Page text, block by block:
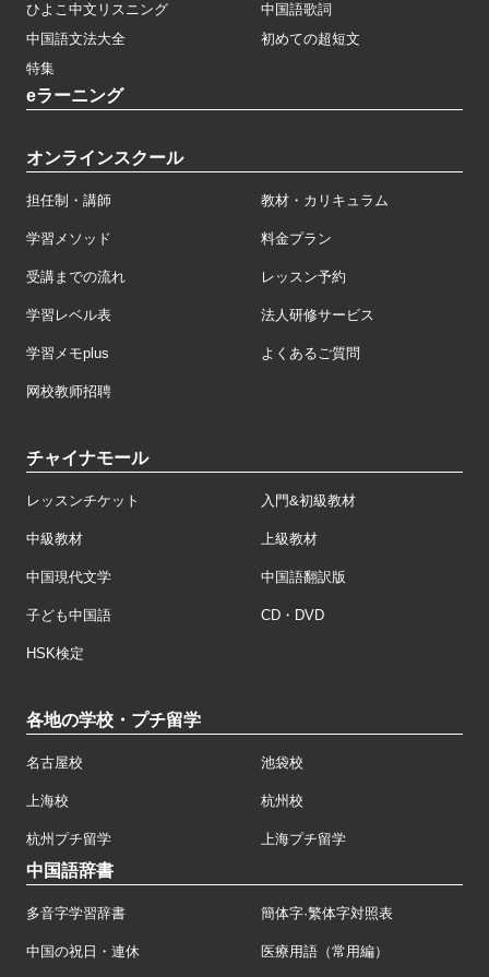
ひよこ中文リスニング
中国語歌詞
中国語文法大全
初めての超短文
特集
eラーニング
オンラインスクール
担任制・講師 教材・カリキュラム
学習メソッド 料金プラン
受講までの流れ レッスン予約
学習レベル表 法人研修サービス
学習メモplus よくあるご質問
网校教师招聘
チャイナモール
レッスンチケット 入門&初級教材
中級教材 上級教材
中国現代文学 中国語翻訳版
子ども中国語 CD・DVD
HSK検定
各地の学校・プチ留学
名古屋校 池袋校
上海校 杭州校
杭州プチ留学 上海プチ留学
中国語辞書
多音字学習辞書 簡体字·繁体字対照表
中国の祝日・連休 医療用語（常用編）